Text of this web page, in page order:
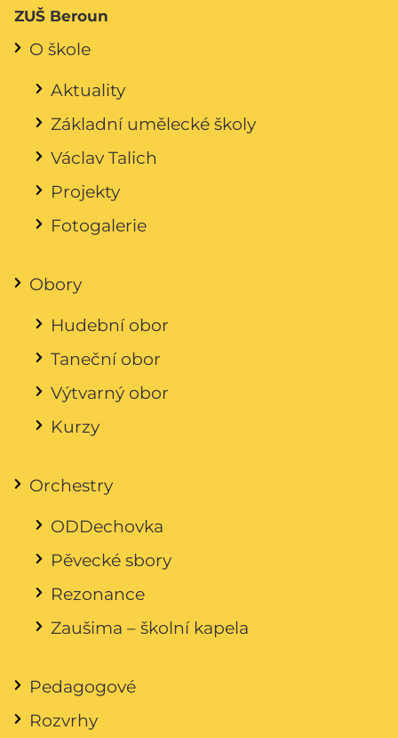
ZUŠ Beroun
O škole
Aktuality
Základní umělecké školy
Václav Talich
Projekty
Fotogalerie
Obory
Hudební obor
Taneční obor
Výtvarný obor
Kurzy
Orchestry
ODDechovka
Pěvecké sbory
Rezonance
Zaušima – školní kapela
Pedagogové
Rozvrhy